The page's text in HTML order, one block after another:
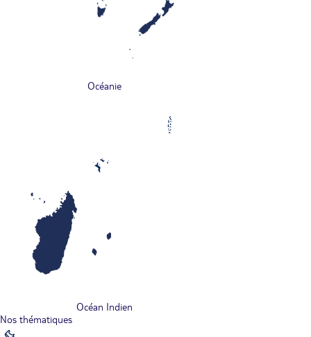
Océanie
Océan Indien
Nos thématiques